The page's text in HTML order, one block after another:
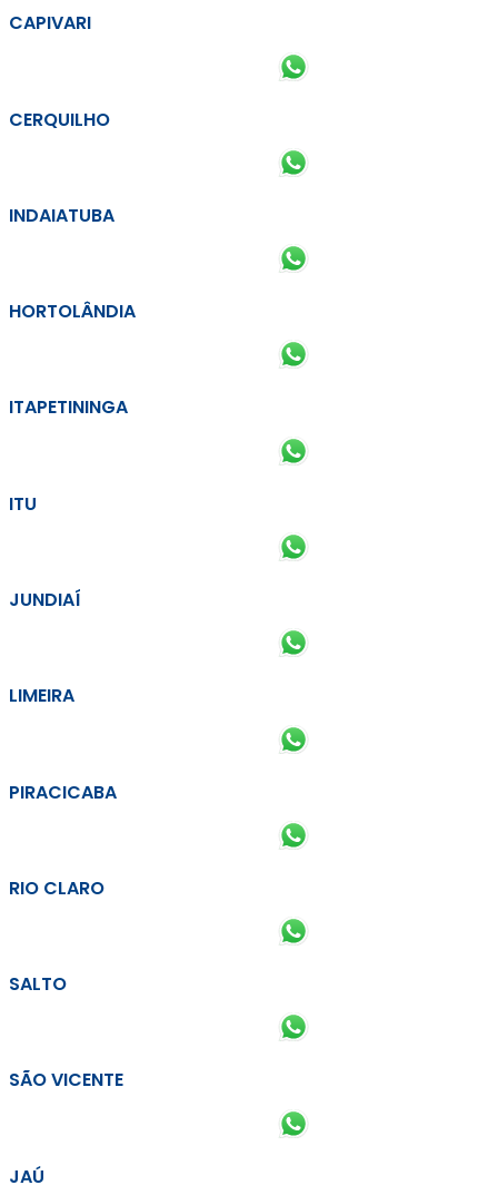
CAPIVARI
CERQUILHO
INDAIATUBA
HORTOLÂNDIA
ITAPETININGA
ITU
JUNDIAÍ
LIMEIRA
PIRACICABA
RIO CLARO
SALTO
SÃO VICENTE
JAÚ